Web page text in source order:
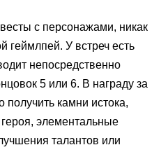
с персонажами, никак
геймлпей. У встреч есть
непосредственно
5 или 6. В награду за
камни истока,
элементальные
талантов или